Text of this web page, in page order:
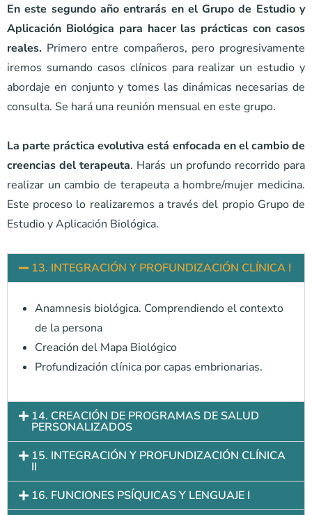
En este segundo año entrarás en el Grupo de Estudio y
Aplicación Biológica para hacer las prácticas con casos
reales. Primero entre compañeros, pero progresivamente
iremos sumando casos clínicos para realizar un estudio y
abordaje en conjunto y tomes las dinámicas necesarias de
consulta. Se hará una reunión mensual en este grupo.
La parte práctica evolutiva está enfocada en el cambio de
creencias del terapeuta. Harás un profundo recorrido para
realizar un cambio de terapeuta a hombre/mujer medicina.
Este proceso lo realizaremos a través del propio Grupo de
Estudio y Aplicación Biológica.
13. INTEGRACIÓN Y PROFUNDIZACIÓN CLÍNICA I
Anamnesis biológica. Comprendiendo el contexto
de la persona
Creación del Mapa Biológico
Profundización clínica por capas embrionarias.
14. CREACIÓN DE PROGRAMAS DE SALUD
PERSONALIZADOS
15. INTEGRACIÓN Y PROFUNDIZACIÓN CLÍNICA
II
16. FUNCIONES PSÍQUICAS Y LENGUAJE I